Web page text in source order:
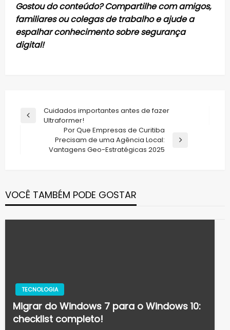
Gostou do conteúdo? Compartilhe com amigos,
familiares ou colegas de trabalho e ajude a
espalhar conhecimento sobre segurança
digital!
Navegação
Previous
Cuidados importantes antes de fazer
Ultraformer!
Por Que Empresas de Curitiba
Precisam de uma Agência Local:
Vantagens Geo-Estratégicas 2025
VOCÊ TAMBÉM PODE GOSTAR
TECNOLOGIA
Migrar do Windows 7 para o Windows 10:
checklist completo!